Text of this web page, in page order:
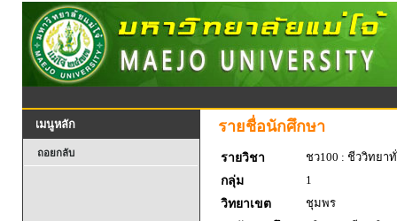
เมนูหลัก
ถอยกลับ
รายชื่อนักศึกษา
รายวิชา
ชว100 : ชีววิทยา
กลุ่ม
1
วิทยาเขต
ชุมพร